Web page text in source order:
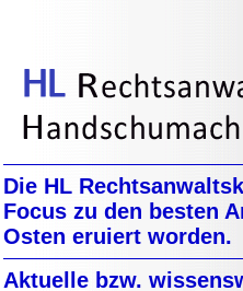
Die HL
Focus zu den besten
Osten eruiert worden.
Aktuelle bzw.